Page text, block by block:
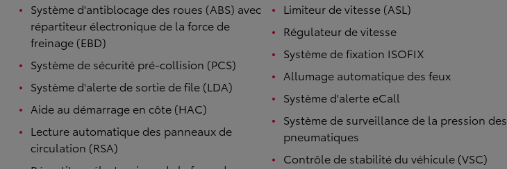
Système d'antiblocage des roues (ABS) avec
répartiteur électronique de la force de
freinage (EBD)
Système de sécurité pré-collision (PCS)
Système d'alerte de sortie de file (LDA)
Aide au démarrage en côte (HAC)
Lecture automatique des panneaux de
circulation (RSA)
Limiteur de vitesse (ASL)
Régulateur de vitesse
Système de fixation ISOFIX
Allumage automatique des feux
Système d'alerte eCall
Système de surveillance de la pression des
pneumatiques
Contrôle de stabilité du véhicule (VSC)